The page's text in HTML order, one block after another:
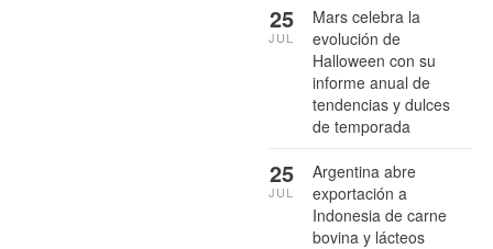
Mars celebra la
evolución de
Halloween con su
informe anual de
tendencias y dulces
de temporada
25
JUL
Argentina abre
exportación a
Indonesia de carne
bovina y lácteos
25
JUL